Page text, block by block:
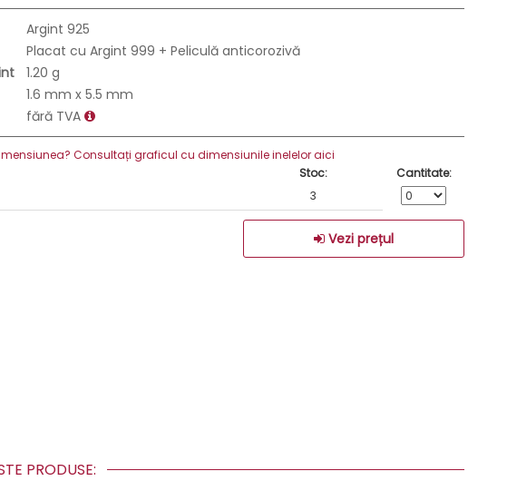
Argint 925
Placat cu Argint 999 + Peliculă anticorozivă
1.20 g
1.6 mm x 5.5 mm
fără TVA
Consultați graficul cu dimensiunile inelelor aici
Stoc:
Cantitate:
3
Vezi prețul
PRODUSE: